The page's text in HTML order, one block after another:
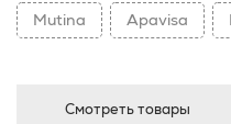
Mutina Apavisa
Смотреть товары